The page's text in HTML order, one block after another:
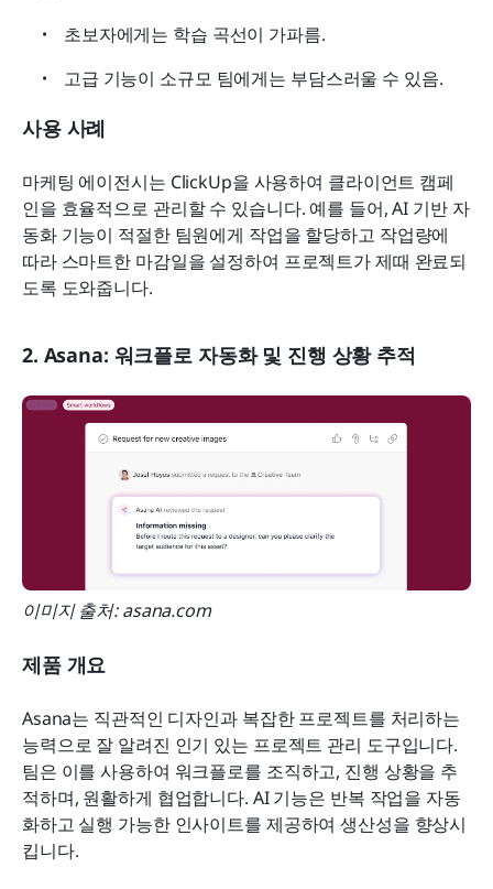
초보자에게는 학습 곡선이 가파름.
고급 기능이 소규모 팀에게는 부담스러울 수 있음.
사용 사례
마케팅 에이전시는 ClickUp을 사용하여 클라이언트 캠페
인을 효율적으로 관리할 수 있습니다. 예를 들어, AI 기반 자
동화 기능이 적절한 팀원에게 작업을 할당하고 작업량에
따라 스마트한 마감일을 설정하여 프로젝트가 제때 완료되
도록 도와줍니다.
2. Asana: 워크플로 자동화 및 진행 상황 추적
이미지 출처: asana.com
제품 개요
Asana는 직관적인 디자인과 복잡한 프로젝트를 처리하는
능력으로 잘 알려진 인기 있는 프로젝트 관리 도구입니다.
팀은 이를 사용하여 워크플로를 조직하고, 진행 상황을 추
적하며, 원활하게 협업합니다. AI 기능은 반복 작업을 자동
화하고 실행 가능한 인사이트를 제공하여 생산성을 향상시
킵니다.